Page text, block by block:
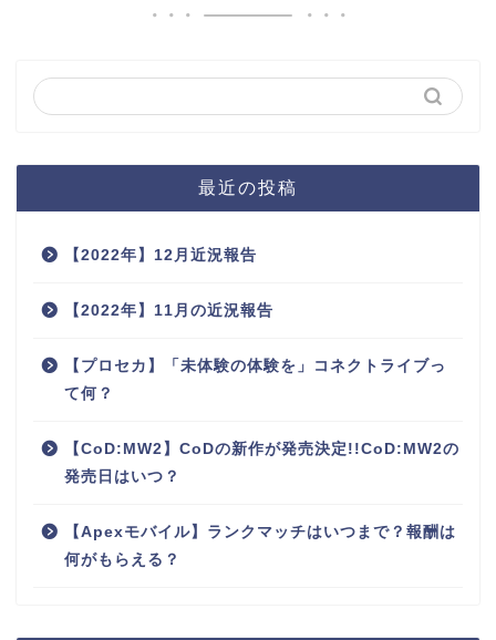
最近の投稿
【2022年】12月近況報告
【2022年】11月の近況報告
【プロセカ】「未体験の体験を」コネクトライブっ
て何？
【CoD:MW2】CoDの新作が発売決定!!CoD:MW2の
発売日はいつ？
【Apexモバイル】ランクマッチはいつまで？報酬は
何がもらえる？